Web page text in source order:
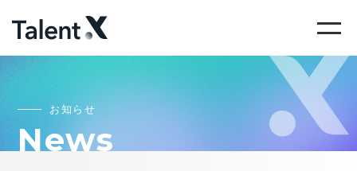
お知らせ
News